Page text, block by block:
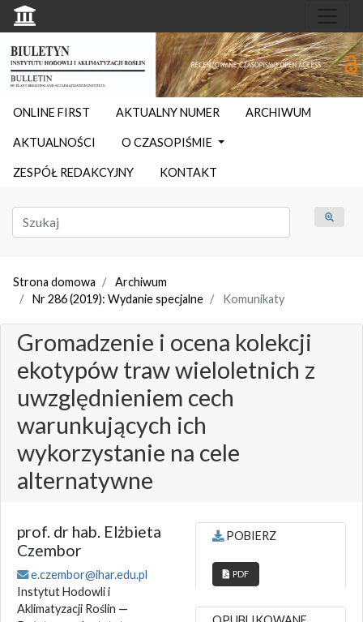
ONLINE FIRST AKTUALNY NUMER ARCHIWUM
AKTUALNOŚCI O CZASOPIŚMIE
ZESPÓŁ REDAKCYJNY KONTAKT
Strona domowa
Archiwum
Nr 286 (2019): Wydanie specjalne
Komunikaty
Gromadzenie i ocena kolekcji
ekotypów traw wieloletnich z
uwzględnieniem cech
warunkujących ich
wykorzystanie na cele
alternatywne
prof. dr hab. Elżbieta
Czembor
e.czembor@ihar.edu.pl
Instytut Hodowli i
Aklimatyzacji Roślin —
POBIERZ
PDF